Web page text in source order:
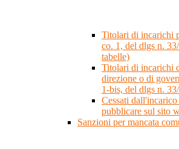
Titolari di incarichi
co. 1, del dlgs n.
tabelle)
Titolari di incarichi
direzione o di
1-bis, del dlgs n.
Cessati
pubblicare sul sito
Sanzioni per mancata